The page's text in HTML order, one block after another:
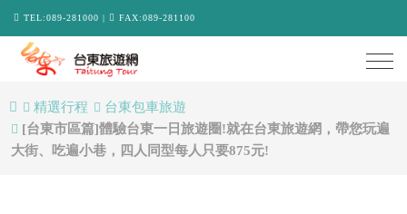
TEL:089-281000 | FAX:089-281100
精選行程
台東包車旅遊
[台東市區篇]體驗台東一日旅遊圈!就在台東旅遊網，帶您玩遍
大街、吃遍小巷，四人同型每人只要875元!